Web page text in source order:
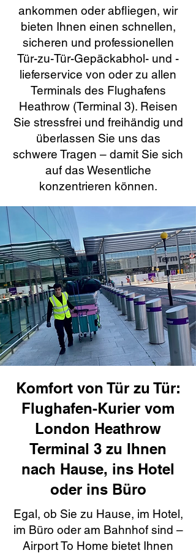
ankommen oder abfliegen, wir
bieten Ihnen einen schnellen,
sicheren und professionellen
Tür-zu-Tür-Gepäckabhol- und -
lieferservice von oder zu allen
Terminals des Flughafens
Heathrow (Terminal 3). Reisen
Sie stressfrei und freihändig und
überlassen Sie uns das
schwere Tragen – damit Sie sich
auf das Wesentliche
konzentrieren können.
Komfort von Tür zu Tür:
Flughafen-Kurier vom
London Heathrow
Terminal 3 zu Ihnen
nach Hause, ins Hotel
oder ins Büro
Egal, ob Sie zu Hause, im Hotel,
im Büro oder am Bahnhof sind –
Airport To Home bietet Ihnen